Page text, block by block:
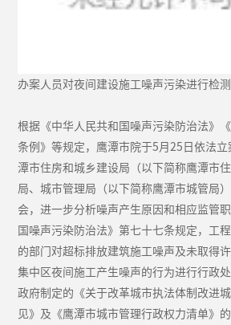
办案人员对夜间建设施工噪声污染进行检测
根据《中华人民共和国噪声污染防治法》
条例》等规定，鹰潭市院于5月25日依法
潭市住房和城乡建设局（以下简称鹰潭市
局、城市管理局（以下简称鹰潭市城管局
会，进一步分析噪声产生原因和相应监管
国噪声污染防治法》第七十七条规定，工
的部门对超标排放建筑施工噪声及未取得
集中区夜间施工产生噪声的行为进行行政
政府制定的《关于改革城市执法体制改进
见》及《鹰潭市城市管理行政权力清单》